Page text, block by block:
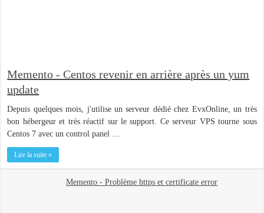
Memento - Centos revenir en arrière après un yum
update
Depuis quelques mois, j'utilise un serveur dédié chez EvxOnline, un très
bon hébergeur et très réactif sur le support. Ce serveur VPS tourne sous
Centos 7 avec un control panel …
Lire la suite »
Memento - Problème https et certificate error